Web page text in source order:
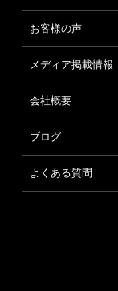
お客様の声
メディア掲載情報
会社概要
ブログ
よくある質問